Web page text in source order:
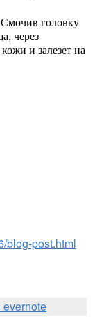
головку
через
и залезет на
blog-post.html
evernote